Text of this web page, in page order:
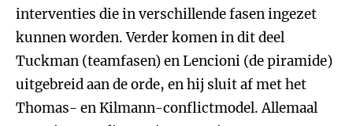
interventies die in verschillende fasen ingezet
kunnen worden. Verder komen in dit deel
Tuckman (teamfasen) en Lencioni (de piramide)
uitgebreid aan de orde, en hij sluit af met het
Thomas- en Kilmann-conflictmodel. Allemaal